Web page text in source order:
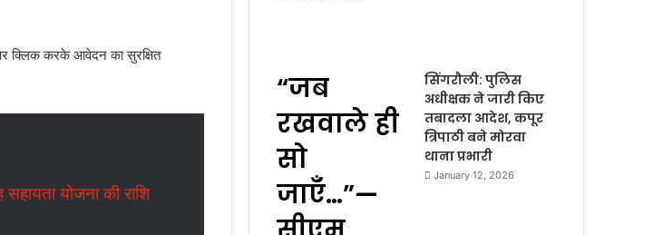
क्लिक करके आवेदन का सुरक्षित
योजना की राशि
“जब
रखवाले ही
सो
जाएँ…”—
सिंगरौली: पुलिस
अधीक्षक ने जारी किए
तबादला आदेश, कपूर
त्रिपाठी बने मोरवा
थाना प्रभारी
January 12, 2026